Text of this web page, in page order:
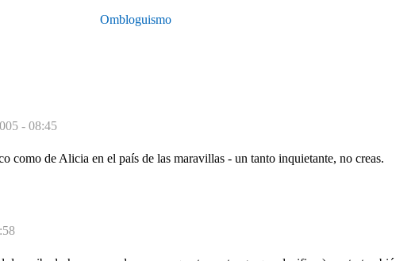
Ombloguismo
- 08:45
como de Alicia en el país de las maravillas - un tanto inquietante, no creas.